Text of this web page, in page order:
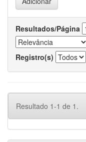
Resultados/Página
Registro(s)
Resultado 1-1 de 1.